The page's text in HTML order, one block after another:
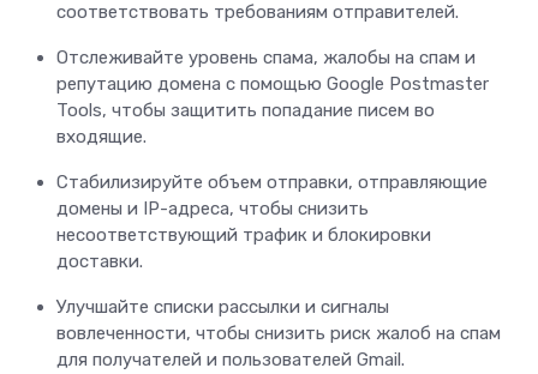
соответствовать требованиям отправителей.
Отслеживайте уровень спама, жалобы на спам и
репутацию домена с помощью Google Postmaster
Tools, чтобы защитить попадание писем во
входящие.
Стабилизируйте объем отправки, отправляющие
домены и IP-адреса, чтобы снизить
несоответствующий трафик и блокировки
доставки.
Улучшайте списки рассылки и сигналы
вовлеченности, чтобы снизить риск жалоб на спам
для получателей и пользователей Gmail.